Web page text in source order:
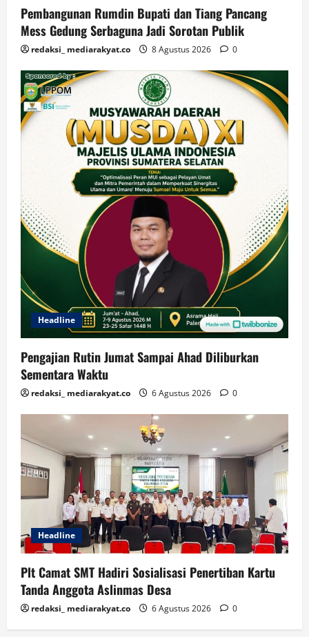
Pembangunan Rumdin Bupati dan Tiang Pancang
Mess Gedung Serbaguna Jadi Sorotan Publik
redaksi_ mediarakyat.co 8 Agustus 2026 0
Headline
Pengajian Rutin Jumat Sampai Ahad Diliburkan
Sementara Waktu
redaksi_ mediarakyat.co 6 Agustus 2026 0
Headline
Plt Camat SMT Hadiri Sosialisasi Penertiban Kartu
Tanda Anggota Aslinmas Desa
redaksi_ mediarakyat.co 6 Agustus 2026 0